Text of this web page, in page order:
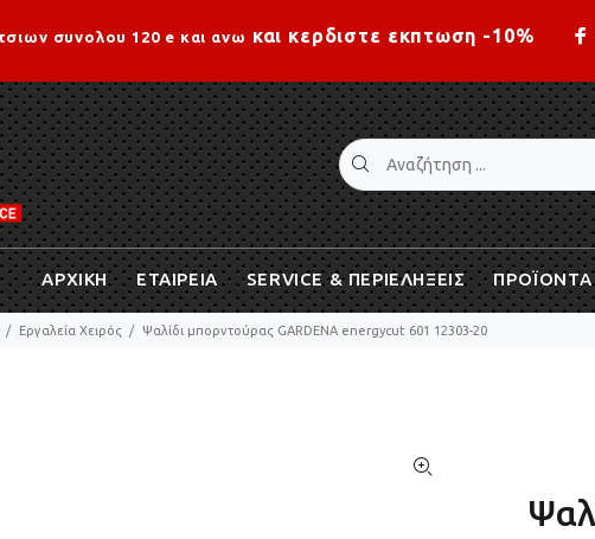
συνολου 120 e και ανω και κερδιστε εκπτωση -10%
ΑΡΧΙΚΗ ΕΤΑΙΡΕΙΑ SERVICE & ΠΕΡΙΕΛΗΞΕΙΣ ΠΡΟΪΟΝΤΑ
Εργαλεία Χειρός Ψαλίδι μπορντούρας GARDENA energycut 601 12303-20